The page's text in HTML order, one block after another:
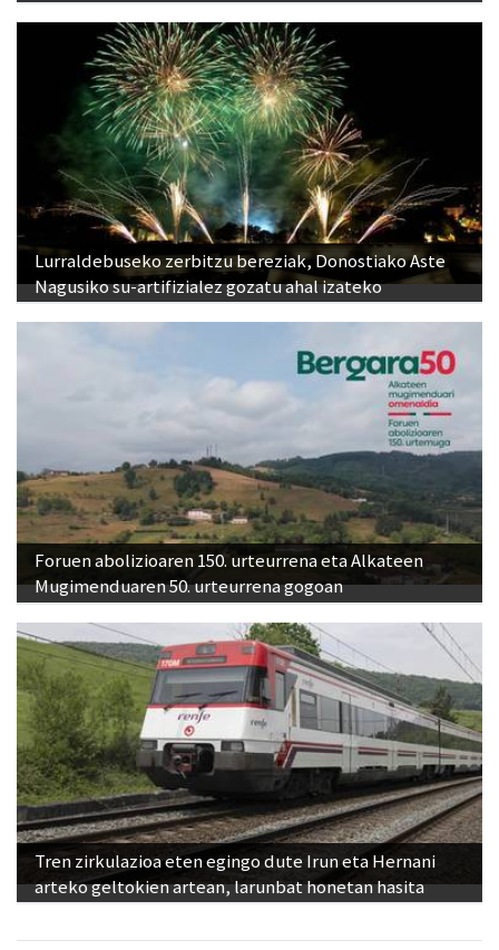
Lurraldebuseko zerbitzu bereziak, Donostiako Aste
Nagusiko su-artifizialez gozatu ahal izateko
Foruen abolizioaren 150. urteurrena eta Alkateen
Mugimenduaren 50. urteurrena gogoan
Tren zirkulazioa eten egingo dute Irun eta Hernani
arteko geltokien artean, larunbat honetan hasita